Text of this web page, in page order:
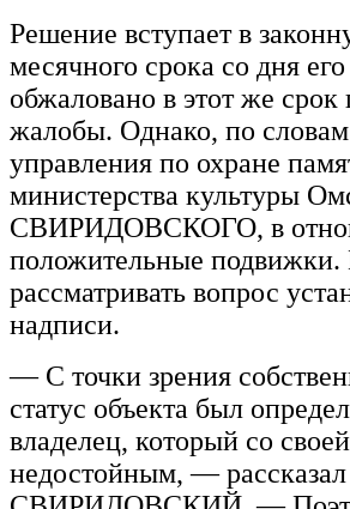
Решение вступает в
месячного срока со дня
обжаловано в этот же
жалобы. Однако, по словам
управления по охране
министерства культуры
СВИРИДОВСКОГО, в
положительные
рассматривать вопрос
надписи.
— С точки зрения
статус объекта был
владелец, который со
недостойным, —